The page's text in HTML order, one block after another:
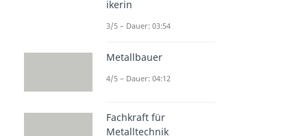
ikerin
3/5 – Dauer: 03:54
Metallbauer
4/5 – Dauer: 04:12
Fachkraft für
Metalltechnik